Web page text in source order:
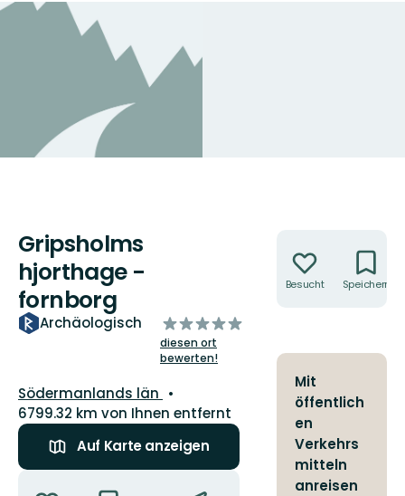
Gripsholms
hjorthage -
fornborg
Archäologisch
von
5
Sternen
diesen ort
bewerten!
Landkreis:
Södermanlands län
6799.32 km von Ihnen entfernt
Auf Karte anzeigen
Besucht Speichern
Mit
öffentlich
en
Verkehrs
mitteln
anreisen